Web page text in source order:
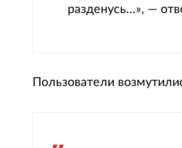
разденусь…», —
Пользователи